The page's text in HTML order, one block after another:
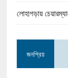
লোহাগড়ায়
জনপ্রিয়